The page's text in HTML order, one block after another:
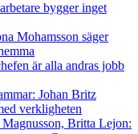
bygger inget
Mohamsson säger
är alla andras jobb
Johan Britz
verkligheten
Britta Lejon: